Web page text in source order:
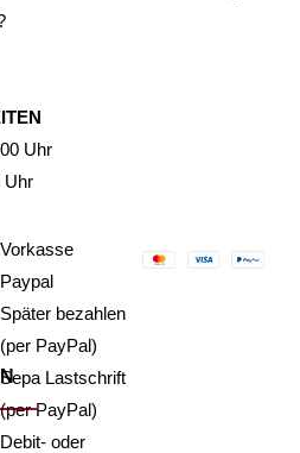
Uhr
Uhr
Vorkasse
Paypal
Später bezahlen
(per PayPal)
Sepa Lastschrift
(per PayPal)
Debit- oder